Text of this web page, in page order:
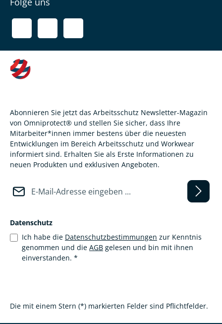
Abonnieren Sie jetzt das Arbeitsschutz Newsletter-Magazin
von Omniprotect® und stellen Sie sicher, dass Ihre
Mitarbeiter*innen immer bestens über die neuesten
Entwicklungen im Bereich Arbeitsschutz und Workwear
informiert sind. Erhalten Sie als Erste Informationen zu
neuen Produkten und exklusiven Angeboten.
Datenschutz
Ich habe die Datenschutzbestimmungen zur Kenntnis
genommen und die AGB gelesen und bin mit ihnen
einverstanden. *
Die mit einem Stern (*) markierten Felder sind Pflichtfelder.